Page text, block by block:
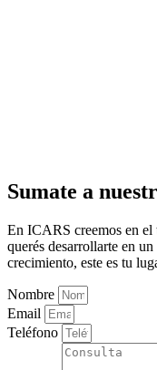
Sumate a
En ICARS creemos en el
querés desarrollarte en
crecimiento, este es tu
Nombre
Email
Teléfono